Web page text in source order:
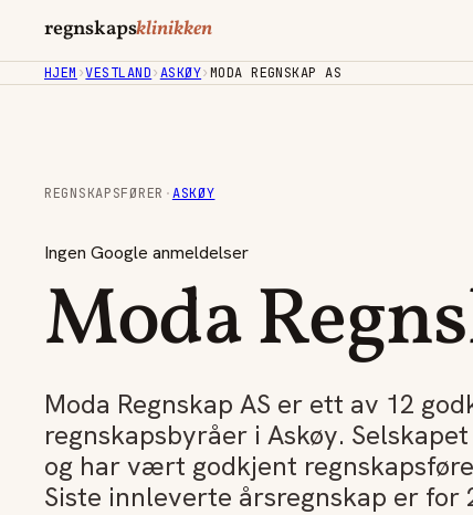
regnskapsklinikken
HJEM ›VESTLAND›ASKØY›MODA REGNSKAP AS
REGNSKAPSFØRER ·ASKØY
Ingen Google anmeldelser
Moda
Moda Regnskap AS er ett av 12
regnskapsbyråer i Askøy.
og har vært godkjent
Siste innleverte årsregnskap er for